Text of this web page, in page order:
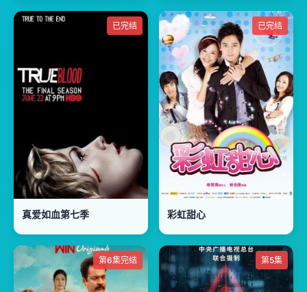
已完结
真爱如血第七季
已完结
彩虹甜心
第6集完结 第5集